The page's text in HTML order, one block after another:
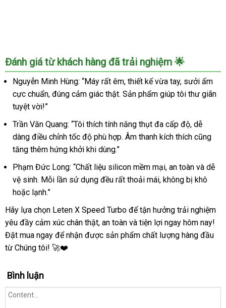
Mạnh
Mẽ
Đánh giá từ khách hàng đã trải nghiệm 🌟
Nguyễn Minh Hùng: “Máy rất êm, thiết kế vừa tay, sưởi ấm
cực chuẩn, đúng cảm giác thật. Sản phẩm giúp tôi thư giãn
tuyệt vời!”
Trần Văn Quang: “Tôi thích tính năng thụt đa cấp độ, dễ
dàng điều chỉnh tốc độ phù hợp. Âm thanh kích thích cũng
tăng thêm hứng khởi khi dùng.”
Phạm Đức Long: “Chất liệu silicon mềm mại, an toàn và dễ
vệ sinh. Mỗi lần sử dụng đều rất thoải mái, không bị khô
hoặc lạnh.”
Hãy lựa chọn Leten X Speed Turbo để tận hưởng trải nghiệm
yêu đầy cảm xúc chân thật, an toàn và tiện lợi ngay hôm nay!
Đặt mua ngay để nhận được sản phẩm chất lượng hàng đầu
từ Chúng tôi! 🚀❤️
Bình luận